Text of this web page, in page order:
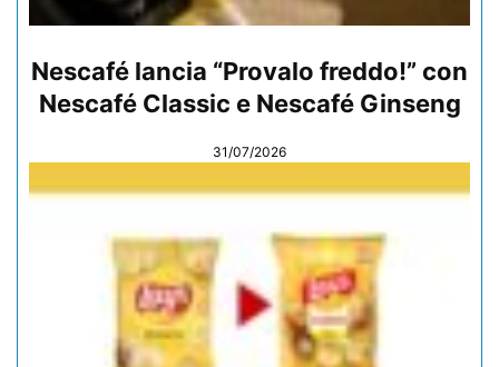
Nescafé lancia “Provalo freddo!” con
Nescafé Classic e Nescafé Ginseng
31/07/2026